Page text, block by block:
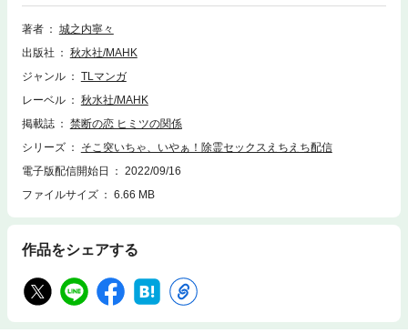
と何度でも絶頂！！ ――そして最後にみんな“本当”のことがわかっ
て！？ 見逃せない衝撃の最終巻！！
著者
城之内寧々
出版社
秋水社/MAHK
ジャンル
TLマンガ
レーベル
秋水社/MAHK
掲載誌
禁断の恋 ヒミツの関係
シリーズ
そこ突いちゃ、いやぁ！除霊セックスえちえち配信
電子版配信開始日
2022/09/16
ファイルサイズ
6.66 MB
作品をシェアする